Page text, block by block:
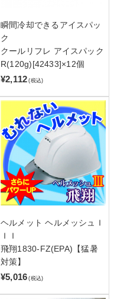
瞬間冷却できるアイスパッ
ク
クールリフレ アイスパック
R(120g)[42433]×12個
¥2,112 (税込)
ヘルメット ヘルメッシュＩ
ＩＩ
飛翔1830-FZ(EPA)【猛暑
対策】
¥5,016 (税込)